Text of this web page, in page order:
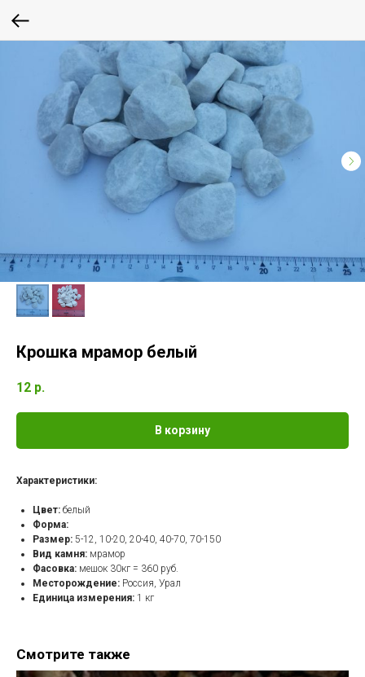
Крошка мрамор белый
12 р.
В корзину
Характеристики:
Цвет: белый
Форма:
Размер: 5-12, 10-20, 20-40, 40-70, 70-150
Вид камня: мрамор
Фасовка: мешок 30кг = 360 руб.
Месторождение: Россия, Урал
Единица измерения: 1 кг
Смотрите также